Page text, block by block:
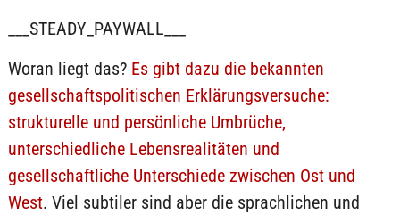
___STEADY_PAYWALL___
Woran liegt das? Es gibt dazu die bekannten
gesellschaftspolitischen Erklärungsversuche:
strukturelle und persönliche Umbrüche,
unterschiedliche Lebensrealitäten und
gesellschaftliche Unterschiede zwischen Ost und
West. Viel subtiler sind aber die sprachlichen und